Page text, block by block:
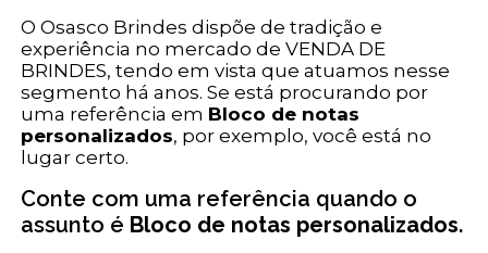
O Osasco Brindes dispõe de tradição e
experiência no mercado de VENDA DE
BRINDES, tendo em vista que atuamos nesse
segmento há anos. Se está procurando por
uma referência em Bloco de notas
personalizados, por exemplo, você está no
lugar certo.
Conte com uma referência quando o
assunto é Bloco de notas personalizados.